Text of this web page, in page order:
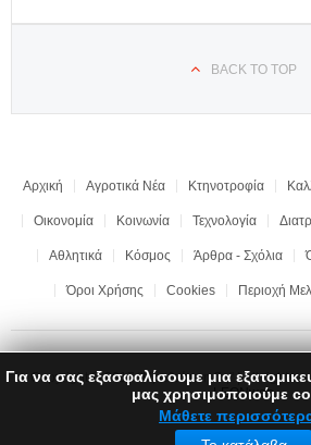
BACK TO TOP
Αρχική Αγροτικά Νέα Κτηνοτροφία
Οικονομία Κοινωνία Τεχνολογία
Αθλητικά Κόσμος Άρθρα - Σχόλια
Όροι Χρήσης Cookies Περιοχή
Copyright © 2017 "Ημαθιώτικη Γη" | All rights
LEONweb
Για να σας εξασφαλίσουμε μια
μας χρησιμοποιούμε
Μάθετε